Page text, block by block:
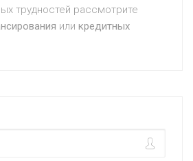
трудностей рассмотрите
или кредитных